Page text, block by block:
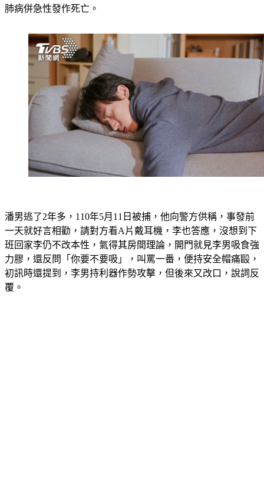
肺病併急性發作死亡。
潘男逃了2年多，110年5月11日被捕，他向警方供稱，事發前
一天就好言相勸，請對方看A片戴耳機，李也答應，沒想到下
班回家李仍不改本性，氣得其房間理論，開門就見李男吸食強
力膠，還反問「你要不要吸」，叫罵一番，便持安全帽痛毆，
初訊時還提到，李男持利器作勢攻擊，但後來又改口，說詞反
覆。